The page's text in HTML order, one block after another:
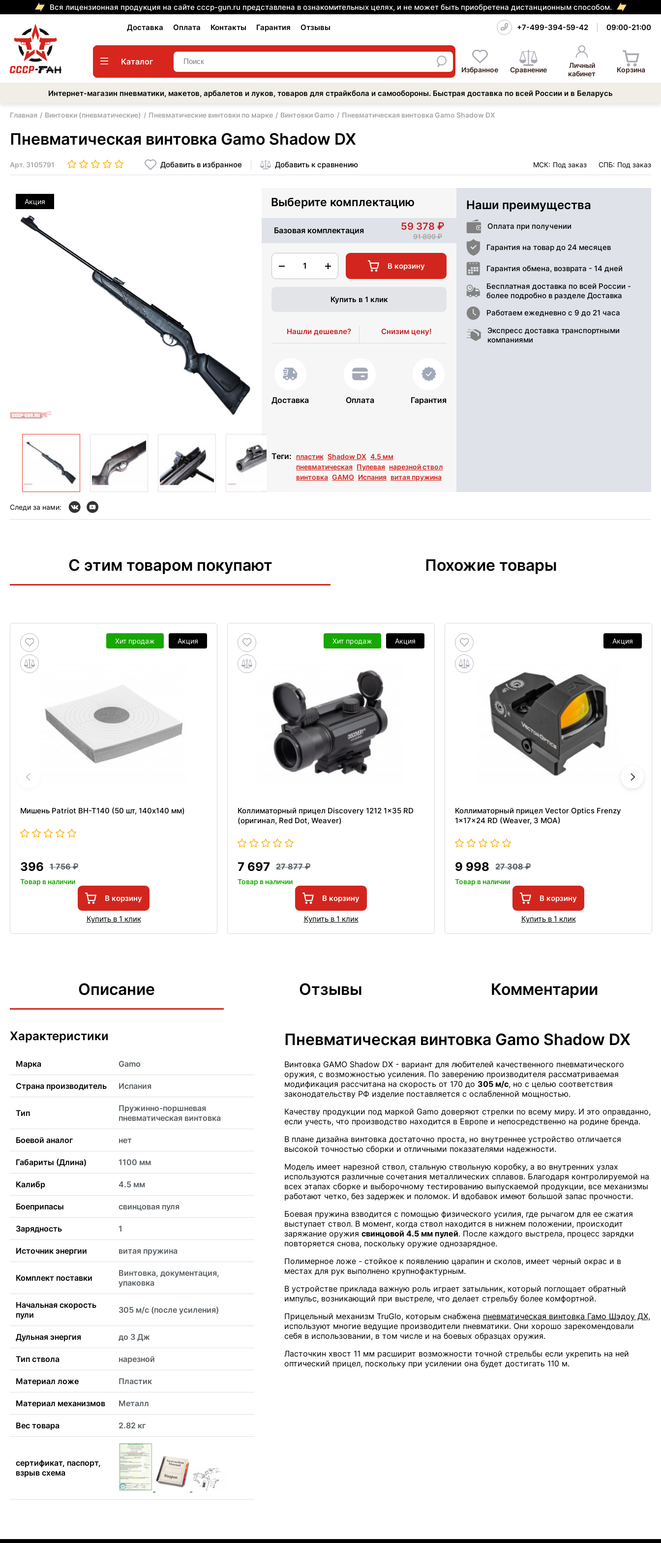
Вся лицензионная продукция на сайте cccp-gun.ru представлена в ознакомительных целях, и не может быть приобретена дистанционным способом.
Доставка Оплата Контакты Гарантия Отзывы +7-499-394-59-42 09:00-21:00
Каталог
Избранное Сравнение
Личный
кабинет
Корзина
Интернет-магазин пневматики, макетов, арбалетов и луков, товаров для страйкбола и самообороны. Быстрая доставка по всей России и в Беларусь
Главная Винтовки (пневматические) Пневматические винтовки по марке Винтовки Gamo Пневматическая винтовка Gamo Shadow DX
Пневматическая винтовка Gamo Shadow DX
Арт. 3105791 Добавить в избранное Добавить к сравнению МСК: Под заказ СПБ: Под заказ
Акция Выберите комплектацию
Базовая комплектация 59 378
91 899
1 В корзину
Купить в 1 клик
Нашли дешевле? Снизим цену!
Доставка Оплата Гарантия
Теги: пластик Shadow DX 4.5 мм
пневматическая Пулевая нарезной ствол
винтовка GAMO Испания витая пружина
Наши преимущества
Оплата при получении
Гарантия на товар до 24 месяцев
Гарантия обмена, возврата - 14 дней
Бесплатная доставка по всей России -
более подробно в разделе Доставка
Работаем ежедневно с 9 до 21 часа
Экспресс доставка транспортными
компаниями
Следи за нами:
С этим товаром покупают Похожие товары
Хит продаж Акция
Мишень Patriot BH-T140 (50 шт, 140x140 мм)
396 1 756
Товар в наличии
В корзину
Купить в 1 клик
Хит продаж Акция
Коллиматорный прицел Discovery 1212 1x35 RD
(оригинал, Red Dot, Weaver)
7 697 27 877
Товар в наличии
В корзину
Купить в 1 клик
Акция
Коллиматорный прицел Vector Optics Frenzy
1x17x24 RD (Weaver, 3 MOA)
9 998 27 308
Товар в наличии
В корзину
Купить в 1 клик
Описание Отзывы Комментарии
Характеристики
Марка Gamo
Страна производитель Испания
Тип
Пружинно-поршневая
пневматическая винтовка
Боевой аналог нет
Габариты (Длина) 1100 мм
Калибр 4.5 мм
Боеприпасы свинцовая пуля
Зарядность 1
Источник энергии витая пружина
Комплект поставки
Винтовка, документация,
упаковка
Начальная скорость
пули
305 м/с (после усиления)
Дульная энергия до 3 Дж
Тип ствола нарезной
Материал ложе Пластик
Материал механизмов Металл
Вес товара 2.82 кг
сертификат, паспорт,
взрыв схема
Пневматическая винтовка Gamo Shadow DX
Винтовка GAMO Shadow DX - вариант для любителей качественного пневматического
оружия, с возможностью усиления. По заверению производителя рассматриваемая
модификация рассчитана на скорость от 170 до 305 м/с, но с целью соответствия
законодательству РФ изделие поставляется с ослабленной мощностью.
Качеству продукции под маркой Gamo доверяют стрелки по всему миру. И это оправданно,
если учесть, что производство находится в Европе и непосредственно на родине бренда.
В плане дизайна винтовка достаточно проста, но внутреннее устройство отличается
высокой точностью сборки и отличными показателями надежности.
Модель имеет нарезной ствол, стальную ствольную коробку, а во внутренних узлах
используются различные сочетания металлических сплавов. Благодаря контролируемой на
всех этапах сборке и выборочному тестированию выпускаемой продукции, все механизмы
работают четко, без задержек и поломок. И вдобавок имеют большой запас прочности.
Боевая пружина взводится с помощью физического усилия, где рычагом для ее сжатия
выступает ствол. В момент, когда ствол находится в нижнем положении, происходит
заряжание оружия свинцовой 4.5 мм пулей. После каждого выстрела, процесс зарядки
повторяется снова, поскольку оружие однозарядное.
Полимерное ложе - стойкое к появлению царапин и сколов, имеет черный окрас и в
местах для рук выполнено крупнофактурным.
В устройстве приклада важную роль играет затыльник, который поглощает обратный
импульс, возникающий при выстреле, что делает стрельбу более комфортной.
Прицельный механизм TruGlo, которым снабжена пневматическая винтовка Гамо Шэдоу ДХ,
используют многие ведущие производители пневматики. Они хорошо зарекомендовали
себя в использовании, в том числе и на боевых образцах оружия.
Ласточкин хвост 11 мм расширит возможности точной стрельбы если укрепить на ней
оптический прицел, поскольку при усилении она будет достигать 110 м.